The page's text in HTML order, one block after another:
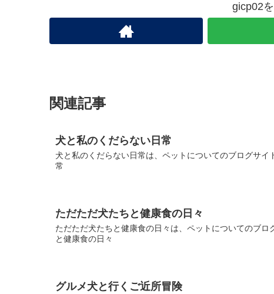
gicp02
関連記事
犬と私のくだらない日常
犬と私のくだらない日常は、ペットについてのブログサ
常
ただただ犬たちと健康食の日々
ただただ犬たちと健康食の日々は、ペットについてのブ
と健康食の日々
グルメ犬と行くご近所冒険